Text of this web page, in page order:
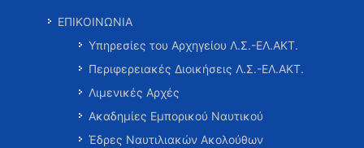
ΕΠΙΚΟΙΝΩΝΙΑ
Υπηρεσίες του Αρχηγείου Λ.Σ.-ΕΛ.ΑΚΤ.
Περιφερειακές Διοικήσεις Λ.Σ.-ΕΛ.ΑΚΤ.
Λιμενικές Αρχές
Ακαδημίες Εμπορικού Ναυτικού
Έδρες Ναυτιλιακών Ακολούθων